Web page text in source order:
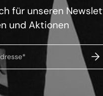
für unseren
und Aktionen